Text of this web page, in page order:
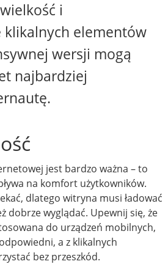
i
elementów
wersji mogą
najbardziej
jest bardzo ważna – to
na komfort użytkowników.
dlatego witryna musi ładować
dobrze wyglądać. Upewnij się, że
do urządzeń mobilnych,
a z klikalnych
bez przeszkód.